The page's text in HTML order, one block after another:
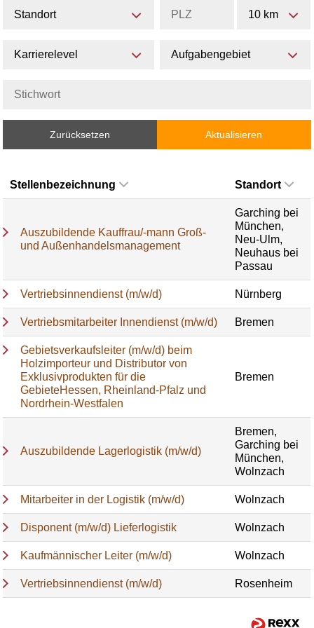
Standort 10 km
Karrierelevel Aufgabengebiet
Zurücksetzen Aktualisieren
Stellenbezeichnung Standort
Auszubildende Kauffrau/-mann Groß-
und Außenhandelsmanagement
Garching bei
München,
Neu-Ulm,
Neuhaus bei
Passau
Vertriebsinnendienst (m/w/d) Nürnberg
Vertriebsmitarbeiter Innendienst (m/w/d) Bremen
Gebietsverkaufsleiter (m/w/d) beim
Holzimporteur und Distributor von
Exklusivprodukten für die
GebieteHessen, Rheinland-Pfalz und
Nordrhein-Westfalen
Bremen
Auszubildende Lagerlogistik (m/w/d)
Bremen,
Garching bei
München,
Wolnzach
Mitarbeiter in der Logistik (m/w/d) Wolnzach
Disponent (m/w/d) Lieferlogistik Wolnzach
Kaufmännischer Leiter (m/w/d) Wolnzach
Vertriebsinnendienst (m/w/d) Rosenheim